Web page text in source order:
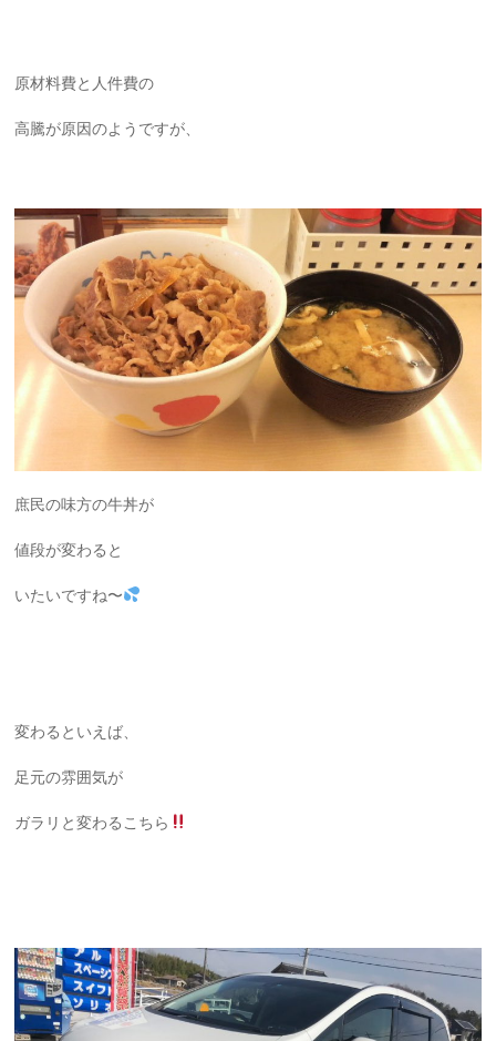
原材料費と人件費の
高騰が原因のようですが、
庶民の味方の牛丼が
値段が変わると
いたいですね〜
変わるといえば、
足元の雰囲気が
ガラリと変わるこちら